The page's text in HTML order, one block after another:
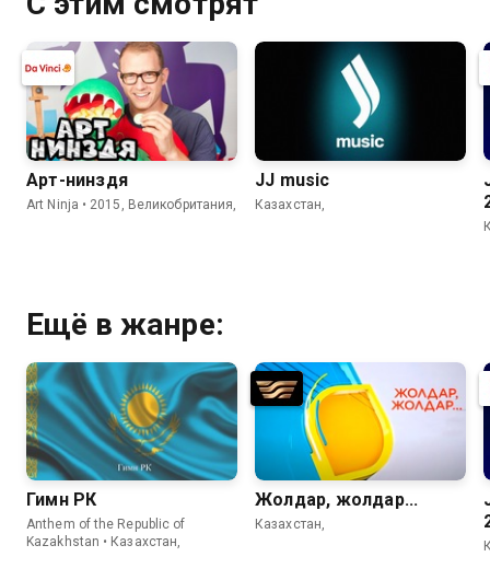
Арт-нинздя
Art Ninja • 2015, Великобритания,
JJ music
Казахстан,
Ещё в жанре:
Гимн РК
Anthem of the Republic of
Kazakhstan • Казахстан,
Жолдар, жолдар...
Казахстан,